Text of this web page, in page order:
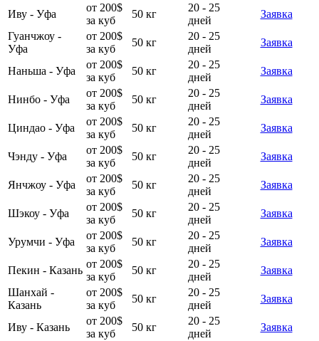
Иву - Уфа
от 200$
за куб
50 кг
20 - 25
дней
Заявка
Гуанчжоу -
Уфа
от 200$
за куб
50 кг
20 - 25
дней
Заявка
Наньша - Уфа
от 200$
за куб
50 кг
20 - 25
дней
Заявка
Нинбо - Уфа
от 200$
за куб
50 кг
20 - 25
дней
Заявка
Циндао - Уфа
от 200$
за куб
50 кг
20 - 25
дней
Заявка
Чэнду - Уфа
от 200$
за куб
50 кг
20 - 25
дней
Заявка
Янчжоу - Уфа
от 200$
за куб
50 кг
20 - 25
дней
Заявка
Шэкоу - Уфа
от 200$
за куб
50 кг
20 - 25
дней
Заявка
Урумчи - Уфа
от 200$
за куб
50 кг
20 - 25
дней
Заявка
Пекин - Казань
от 200$
за куб
50 кг
20 - 25
дней
Заявка
Шанхай -
Казань
от 200$
за куб
50 кг
20 - 25
дней
Заявка
Иву - Казань
от 200$
за куб
50 кг
20 - 25
дней
Заявка